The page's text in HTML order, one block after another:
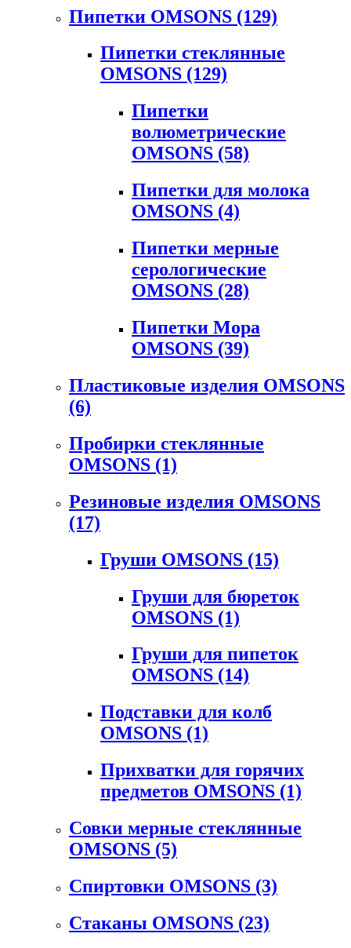
Пипетки OMSONS (129)
Пипетки стеклянные
OMSONS (129)
Пипетки
волюметрические
OMSONS (58)
Пипетки для молока
OMSONS (4)
Пипетки мерные
серологические
OMSONS (28)
Пипетки Мора
OMSONS (39)
Пластиковые изделия OMSONS
(6)
Пробирки стеклянные
OMSONS (1)
Резиновые изделия OMSONS
(17)
Груши OMSONS (15)
Груши для бюреток
OMSONS (1)
Груши для пипеток
OMSONS (14)
Подставки для колб
OMSONS (1)
Прихватки для горячих
предметов OMSONS (1)
Совки мерные стеклянные
OMSONS (5)
Спиртовки OMSONS (3)
Стаканы OMSONS (23)